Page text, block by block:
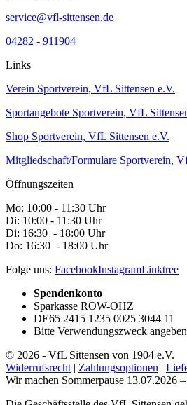
service@vfl-sittensen.de
04282 - 911904
Links
Verein Sportverein, VfL Sittensen e.V.
Sportangebote Sportverein, VfL
Shop Sportverein, VfL Sittensen e.V.
Mitgliedschaft/Formulare Sportverein,
Öffnungszeiten
Mo: 10:00 - 11:30 Uhr
Di: 10:00 - 11:30 Uhr
Di: 16:30 - 18:00 Uhr
Do: 16:30 - 18:00 Uhr
Folge uns: FacebookInstagramLinktree
Spendenkonto
Sparkasse ROW-OHZ
DE65 2415 1235 0025 3044 11
Bitte Verwendungszweck angeben
© 2026 - VfL Sittensen von 1904 e.V.
Widerrufsrecht | Zahlungsoptionen |
Wir machen Sommerpause 13.07.2026